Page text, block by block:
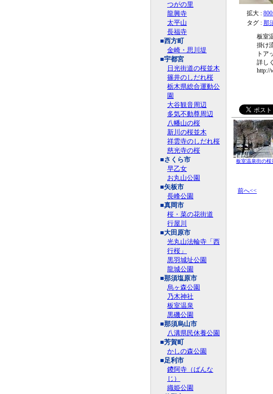
つがの里
龍興寺
太平山
長福寺
■西方町
金崎・思川堤
■宇都宮
日光街道の桜並木
篠井のしだれ桜
栃木県総合運動公
園
大谷観音周辺
多気不動尊周辺
八幡山の桜
新川の桜並木
祥雲寺のしだれ桜
慈光寺の桜
■さくら市
早乙女
お丸山公園
■矢板市
長峰公園
■真岡市
桜・菜の花街道
行屋川
■大田原市
光丸山法輪寺「西
行桜」
黒羽城址公園
龍城公園
■那須塩原市
烏ヶ森公園
乃木神社
板室温泉
黒磯公園
■那須烏山市
八溝県民休養公園
■芳賀町
かしの森公園
■足利市
鑁阿寺（ばんな
じ）
織姫公園
拡大 :
タグ : 那
板室
掛け
トア
詳し
http://
板室温泉街の桜
前へ<<